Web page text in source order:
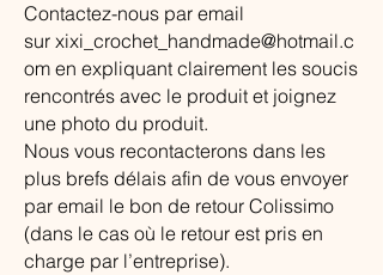
Contactez-nous par email
sur xixi_crochet_handmade@hotmail.c
om en expliquant clairement les soucis
rencontrés avec le produit et joignez
une photo du produit.
Nous vous recontacterons dans les
plus brefs délais afin de vous envoyer
par email le bon de retour Colissimo
(dans le cas où le retour est pris en
charge par l’entreprise).